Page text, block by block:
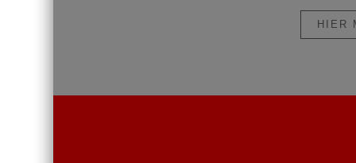
HIER